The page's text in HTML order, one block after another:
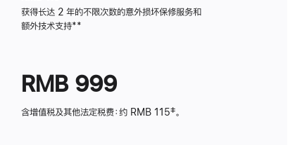
获得长达 2 年的不限次数的意外损坏保修服务和
额外技术支持脚
**
RMB 999
含增值税及其他法定税费：约 RMB 115‡。